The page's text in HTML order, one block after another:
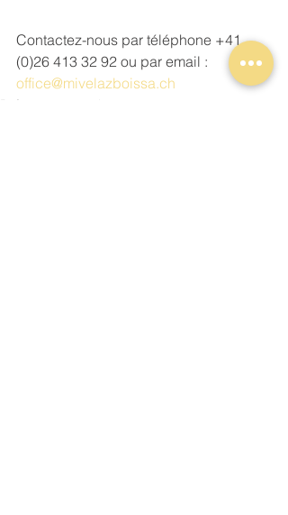
Contactez-nous par téléphone +41
(0)26 413 32 92 ou par email :
office@mivelazboissa.ch
Références extérieures